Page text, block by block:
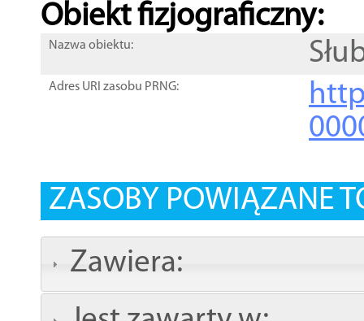
Obiekt fizjograficzny:
Nazwa obiektu:
Adres URI zasobu PRNG:
ZASOBY POWIĄZANE
Zawiera: